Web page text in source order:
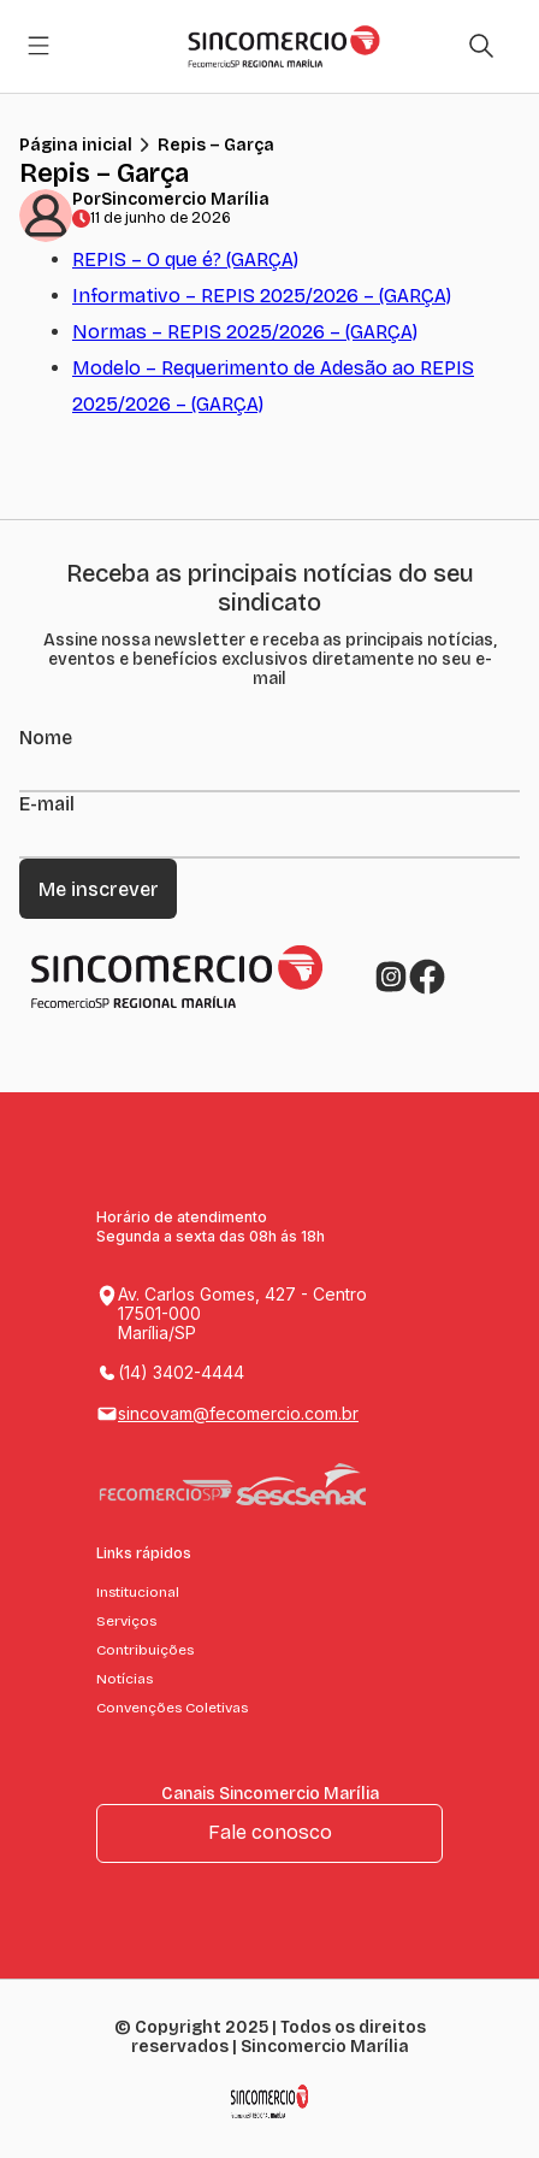
Página inicial Repis – Garça
Repis – Garça
PorSincomercio Marília
11 de junho de 2026
REPIS – O que é? (GARÇA)
Informativo – REPIS 2025/2026 – (GARÇA)
Normas – REPIS 2025/2026 – (GARÇA)
Modelo – Requerimento de Adesão ao REPIS
2025/2026 – (GARÇA)
Receba as principais notícias do seu
sindicato
Assine nossa newsletter e receba as principais notícias,
eventos e benefícios exclusivos diretamente no seu e-
mail
Nome
E-mail
Horário de atendimento
Segunda a sexta das 08h ás 18h
Av. Carlos Gomes, 427 - Centro
17501-000
Marília/SP
(14) 3402-4444
sincovam@fecomercio.com.br
Links rápidos
Institucional
Serviços
Contribuições
Notícias
Convenções Coletivas
Canais Sincomercio Marília
Fale conosco
© Copyright 2025 | Todos os direitos
reservados | Sincomercio Marília